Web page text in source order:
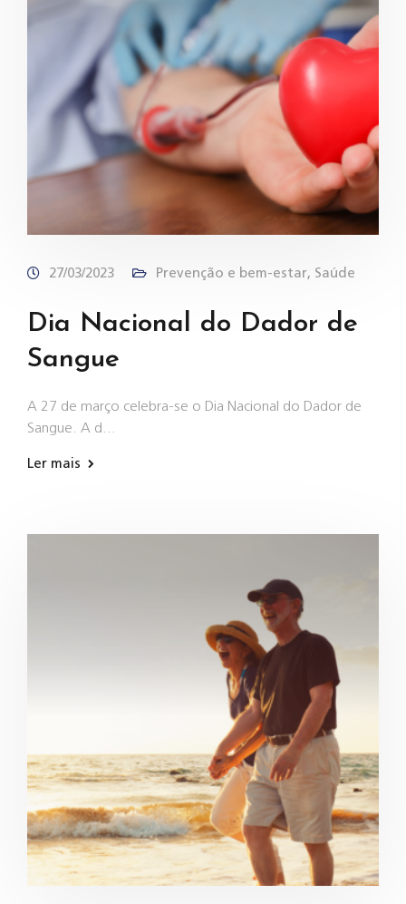
27/03/2023 Prevenção e bem-estar, Saúde
Dia Nacional do Dador de
Sangue
A 27 de março celebra-se o Dia Nacional do Dador de
Sangue. A d…
Ler mais